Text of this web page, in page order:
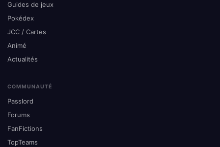
Guides de jeux
Pokédex
JCC / Cartes
Animé
Actualités
COMMUNAUTÉ
Passlord
Forums
FanFictions
TopTeams